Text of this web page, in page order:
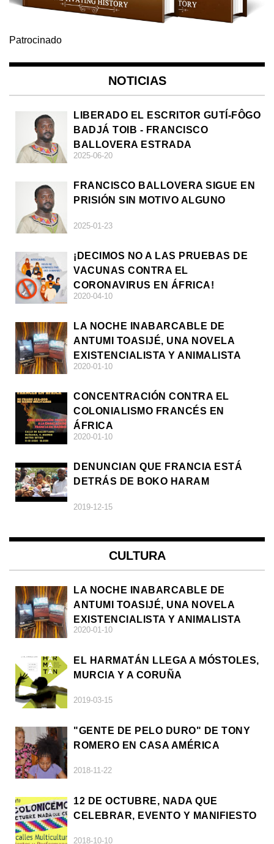
Patrocinado
NOTICIAS
LIBERADO EL ESCRITOR GUTÍ-FÔGO
BADJÁ TOIB - FRANCISCO
BALLOVERA ESTRADA
2025-06-20
FRANCISCO BALLOVERA SIGUE EN
PRISIÓN SIN MOTIVO ALGUNO
2025-01-23
¡DECIMOS NO A LAS PRUEBAS DE
VACUNAS CONTRA EL
CORONAVIRUS EN ÁFRICA!
2020-04-10
LA NOCHE INABARCABLE DE
ANTUMI TOASIJÉ, UNA NOVELA
EXISTENCIALISTA Y ANIMALISTA
2020-01-10
CONCENTRACIÓN CONTRA EL
COLONIALISMO FRANCÉS EN
ÁFRICA
2020-01-10
DENUNCIAN QUE FRANCIA ESTÁ
DETRÁS DE BOKO HARAM
2019-12-15
CULTURA
LA NOCHE INABARCABLE DE
ANTUMI TOASIJÉ, UNA NOVELA
EXISTENCIALISTA Y ANIMALISTA
2020-01-10
EL HARMATÁN LLEGA A MÓSTOLES,
MURCIA Y A CORUÑA
2019-03-15
"GENTE DE PELO DURO" DE TONY
ROMERO EN CASA AMÉRICA
2018-11-22
12 DE OCTUBRE, NADA QUE
CELEBRAR, EVENTO Y MANIFIESTO
2018-10-10